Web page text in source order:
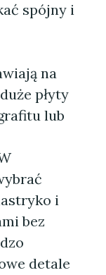
spójny i
na
płyty
lub
i
bez
detale